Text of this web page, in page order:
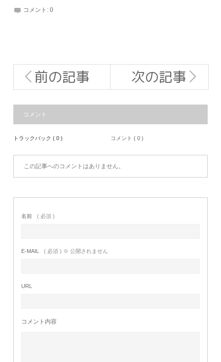
コメント:0
前の記事 次の記事
コメント
トラックバック ( 0 ) コメント ( 0 )
この記事へのコメントはありません。
名前 ( 必須 )
E-MAIL ( 必須 ) ※ 公開されません
URL
コメント内容